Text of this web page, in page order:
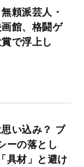
頼派芸人・
館、格闘ゲ
で浮上し
思い込み？ ブ
ーの落とし
具材」と避け